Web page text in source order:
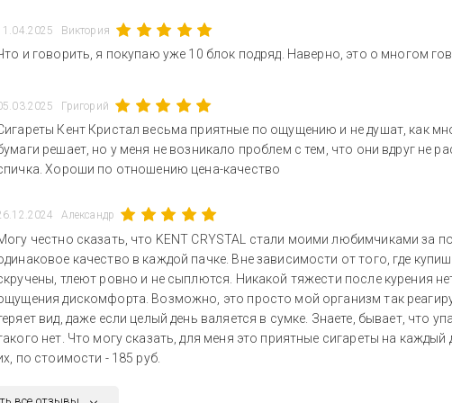
Виктория
и говорить, я покупаю уже 10 блок подряд. Наверно, это о многом
Григорий
Кент Кристал весьма приятные по ощущению и не душат, как
решает, но у меня не возникало проблем с тем, что они вдруг не
Хороши по отношению цена-качество
Александр
честно сказать, что KENT CRYSTAL стали моими любимчиками за
качество в каждой пачке. Вне зависимости от того, где
тлеют ровно и не сыплются. Никакой тяжести после курения
дискомфорта. Возможно, это просто мой организм так
вид, даже если целый день валяется в сумке. Знаете, бывает, что
нет. Что могу сказать, для меня это приятные сигареты на
по стоимости - 185 руб.